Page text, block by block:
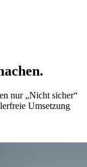
nur „Nicht sicher“
Umsetzung